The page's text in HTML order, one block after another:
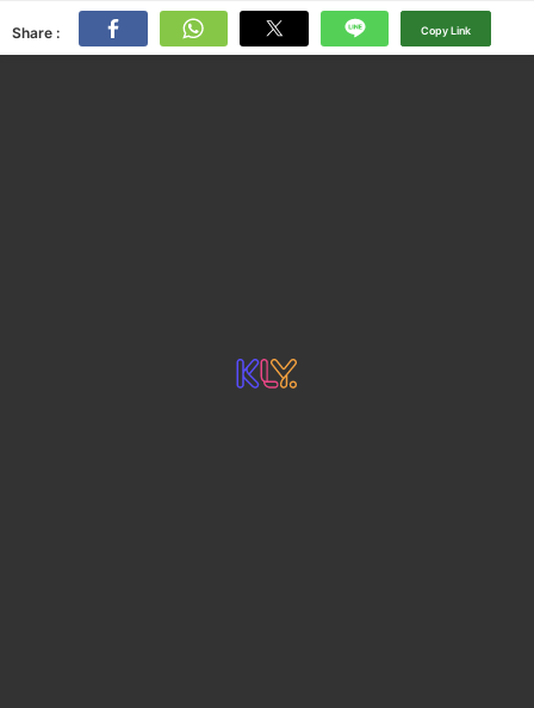
Share : Copy Link